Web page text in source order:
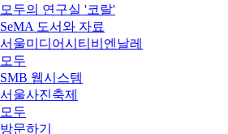
모두의 연구실 '코랄'
SeMA 도서와 자료
서울미디어시티비엔날레
모두
SMB 웹시스템
서울사진축제
모두
방문하기